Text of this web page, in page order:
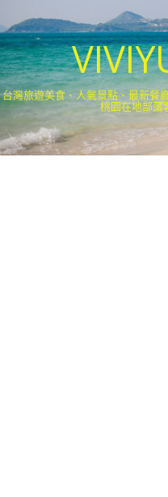
台灣旅遊美食、人氣景點、最新餐
桃園在地部落